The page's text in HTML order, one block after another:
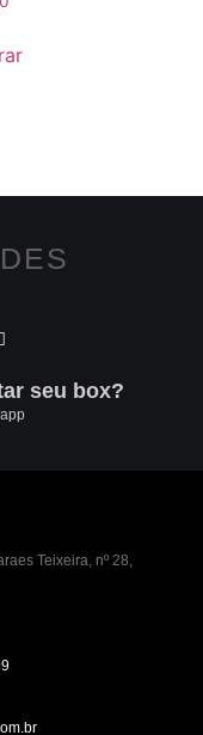
seu box?
Teixeira, nº 28,